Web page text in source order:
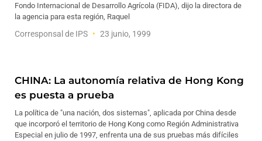
Fondo Internacional de Desarrollo Agrícola (FIDA), dijo la directora de
la agencia para esta región, Raquel
Corresponsal de IPS 23 junio, 1999
CHINA: La autonomía relativa de Hong Kong
es puesta a prueba
La política de "una nación, dos sistemas", aplicada por China desde
que incorporó el territorio de Hong Kong como Región Administrativa
Especial en julio de 1997, enfrenta una de sus pruebas más difíciles